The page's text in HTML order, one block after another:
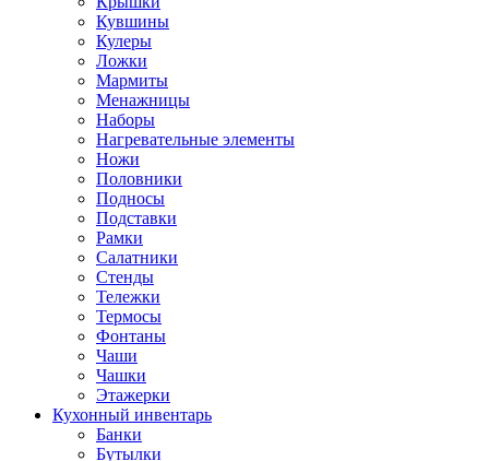
Кувшины
Кулеры
Ложки
Мармиты
Менажницы
Наборы
Нагревательные элементы
Ножи
Половники
Подносы
Подставки
Рамки
Салатники
Стенды
Тележки
Термосы
Фонтаны
Чаши
Чашки
Этажерки
Кухонный инвентарь
Банки
Бутылки